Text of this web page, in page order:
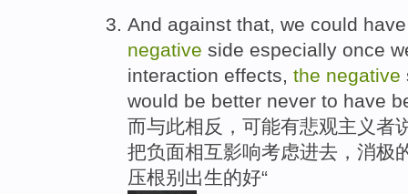
And against that, we could
negative side especially once
interaction effects, the negative
would be better never to have
而与此相反，可能有悲观主义者
把负面相互影响考虑进去，消极
压根别出生的好“